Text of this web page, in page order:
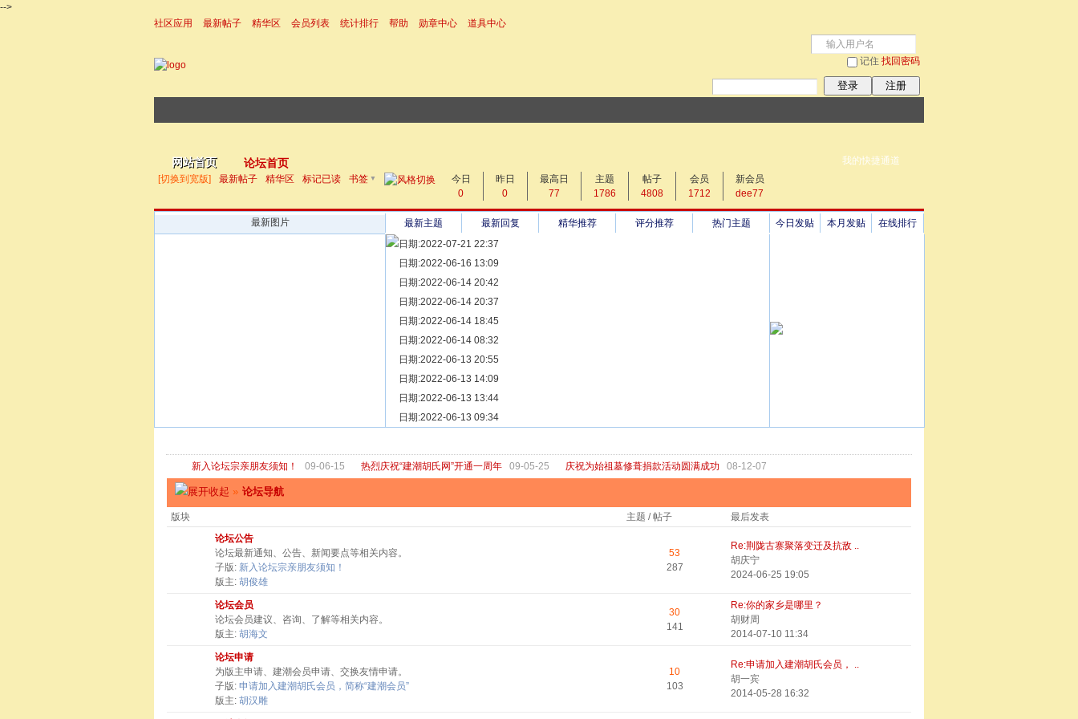
-->
社区应用
最新帖子 精华区 会员列表 统计排行 帮助 勋章中心
道具中心
记住 找回密码
登录 注册
我的快捷通道
网站首页 论坛首页
帖子 搜 索
热搜：
[切换到宽版] 最新帖子 精华区 标记已读 书签 ▼
今日
0
昨日
0
最高日
77
主题
1786
帖子
4808
会员
1712
新会员
dee77
最新图片 最新主题 最新回复 精华推荐 评分推荐 热门主题 今日发贴 本月发贴
在线排行
日期:2022-07-21 22:37
[ 宗亲新闻 ] 同为宗亲，血脉相连——记陆丰碣石宗亲到祖家京陇居地探亲问祖
日期:2022-06-16 13:09
[ 族谱知识 ] 漫话辈份
日期:2022-06-14 20:42
[ 族谱知识 ] 修族谱的用字规范与说明
日期:2022-06-14 20:37
[ 族谱知识 ] 一元等于多少年？
日期:2022-06-14 18:45
[ 散文随笔 ] 写给远在天堂的父亲——胡棉创
日期:2022-06-14 08:32
[ 宗亲新闻 ] 关于“金鸡落洋”祖坟复原修缮的倡议
日期:2022-06-13 20:55
[ 庙堂宗祠 ] 洽礼祖祠
日期:2022-06-13 14:09
[ 庙堂宗祠 ] 京华胡氏二世祖祠
日期:2022-06-13 13:44
[ 庙堂宗祠 ] 祖祠、家庙
日期:2022-06-13 09:34
新入论坛宗亲朋友须知！ 09-06-15 热烈庆祝“建潮胡氏网”开通一周年 09-05-25 庆祝为始祖墓修葺捐款活动圆满成功 08-12-07
» 论坛导航
版块 主题 / 帖子
最后发表
论坛公告
论坛最新通知、公告、新闻要点等相关内容。
子版: 新入论坛宗亲朋友须知！
版主: 胡俊雄
53
287
Re:荆陇古寨聚落变迁及抗敌 ..
胡庆宁
2024-06-25 19:05
论坛会员
论坛会员建议、咨询、了解等相关内容。
版主: 胡海文
30
141
Re:你的家乡是哪里？
胡财周
2014-07-10 11:34
论坛申请
为版主申请、建潮会员申请、交换友情申请。
子版: 申请加入建潮胡氏会员，简称“建潮会员”
版主: 胡汉雕
10
103
Re:申请加入建潮胡氏会员， ..
胡一宾
2014-05-28 16:32